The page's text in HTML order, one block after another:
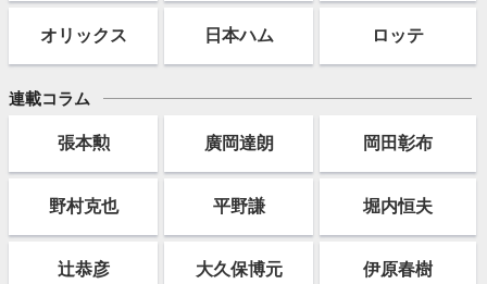
オリックス 日本ハム ロッテ
連載コラム
張本勲 廣岡達朗 岡田彰布
野村克也 平野謙 堀内恒夫
辻恭彦 大久保博元 伊原春樹